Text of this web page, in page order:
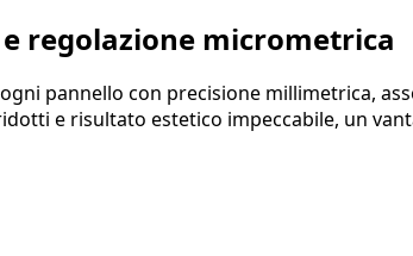
regolazione micrometrica
pannello con precisione millimetrica,
e risultato estetico impeccabile, un